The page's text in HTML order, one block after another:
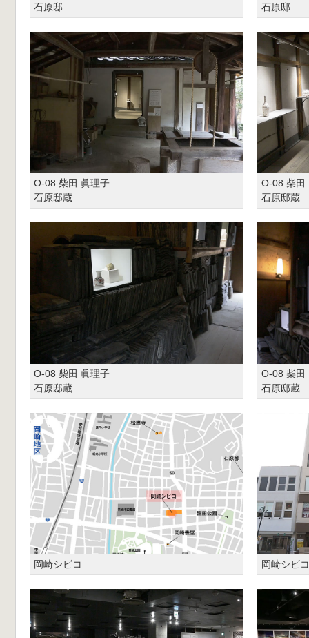
石原邸
石原邸
O-08 柴田 眞理子
石原邸蔵
O-08 柴田
石原邸蔵
O-08 柴田 眞理子
石原邸蔵
O-08 柴田
石原邸蔵
岡崎シビコ 岡崎シビコ